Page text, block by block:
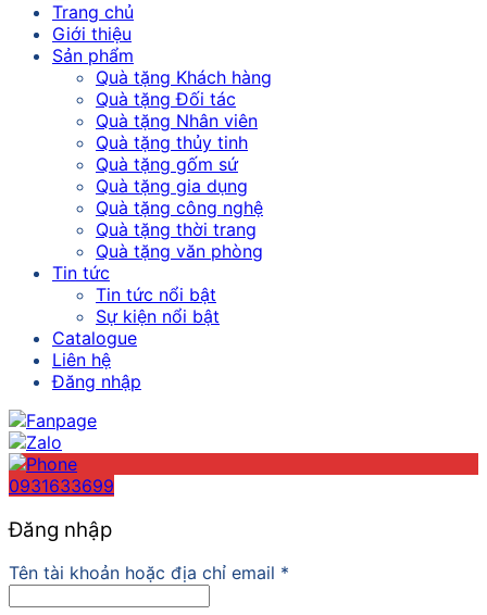
Trang chủ
Giới thiệu
Sản phẩm
Quà tặng Khách hàng
Quà tặng Đối tác
Quà tặng Nhân viên
Quà tặng thủy tinh
Quà tặng gốm sứ
Quà tặng gia dụng
Quà tặng công nghệ
Quà tặng thời trang
Quà tặng văn phòng
Tin tức
Tin tức nổi bật
Sự kiện nổi bật
Catalogue
Liên hệ
Đăng nhập
0931633699
Đăng nhập
Tên tài khoản hoặc địa chỉ email *